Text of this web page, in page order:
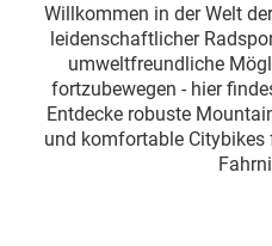
Willkommen in der Welt
leidenschaftlicher
umweltfreundliche
fortzubewegen - hier
Entdecke robuste
und komfortable Citybikes